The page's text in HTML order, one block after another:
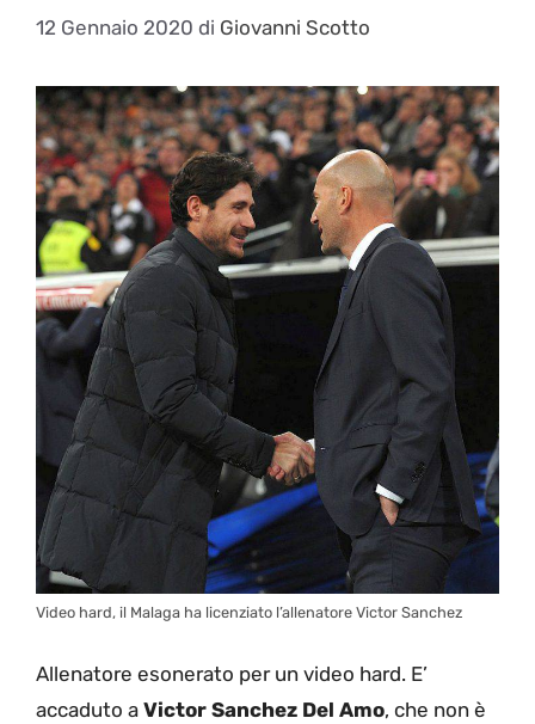
12 Gennaio 2020 di Giovanni Scotto
Video hard, il Malaga ha licenziato l’allenatore Victor Sanchez
Allenatore esonerato per un video hard. E’
accaduto a Victor Sanchez Del Amo, che non è